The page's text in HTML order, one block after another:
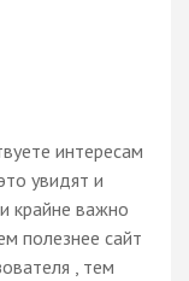
интересам
увидят и
крайне важно
полезнее сайт
, тем